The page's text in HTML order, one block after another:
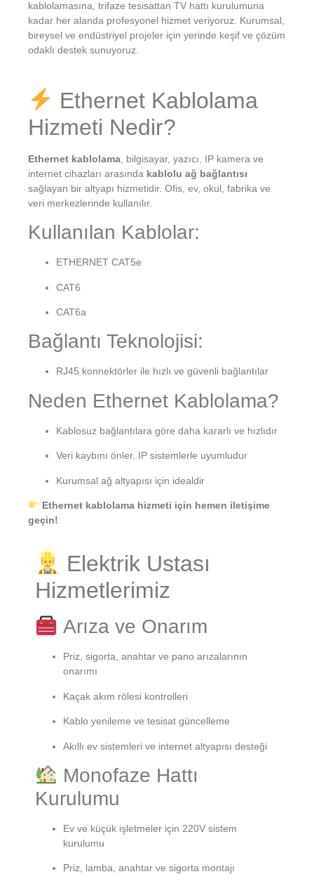
kablolamasına, trifaze tesisattan TV hattı kurulumuna
kadar her alanda profesyonel hizmet veriyoruz. Kurumsal,
bireysel ve endüstriyel projeler için yerinde keşif ve çözüm
odaklı destek sunuyoruz.
Ethernet Kablolama
Hizmeti Nedir?
Ethernet kablolama , bilgisayar, yazıcı, IP kamera ve
internet cihazları arasında kablolu ağ bağlantısı
sağlayan bir altyapı hizmetidir. Ofis, ev, okul, fabrika ve
veri merkezlerinde kullanılır.
Kullanılan Kablolar:
ETHERNET CAT5e
CAT6
CAT6a
Bağlantı Teknolojisi:
RJ45 konnektörler ile hızlı ve güvenli bağlantılar
Neden Ethernet Kablolama?
Kablosuz bağlantılara göre daha kararlı ve hızlıdır
Veri kaybını önler, IP sistemlerle uyumludur
Kurumsal ağ altyapısı için idealdir
Ethernet kablolama hizmeti için hemen iletişime
geçin!
Elektrik Ustası
Hizmetlerimiz
Arıza ve Onarım
Priz, sigorta, anahtar ve pano arızalarının
onarımı
Kaçak akım rölesi kontrolleri
Kablo yenileme ve tesisat güncelleme
Akıllı ev sistemleri ve internet altyapısı desteği
Monofaze Hattı
Kurulumu
Ev ve küçük işletmeler için 220V sistem
kurulumu
Priz, lamba, anahtar ve sigorta montajı